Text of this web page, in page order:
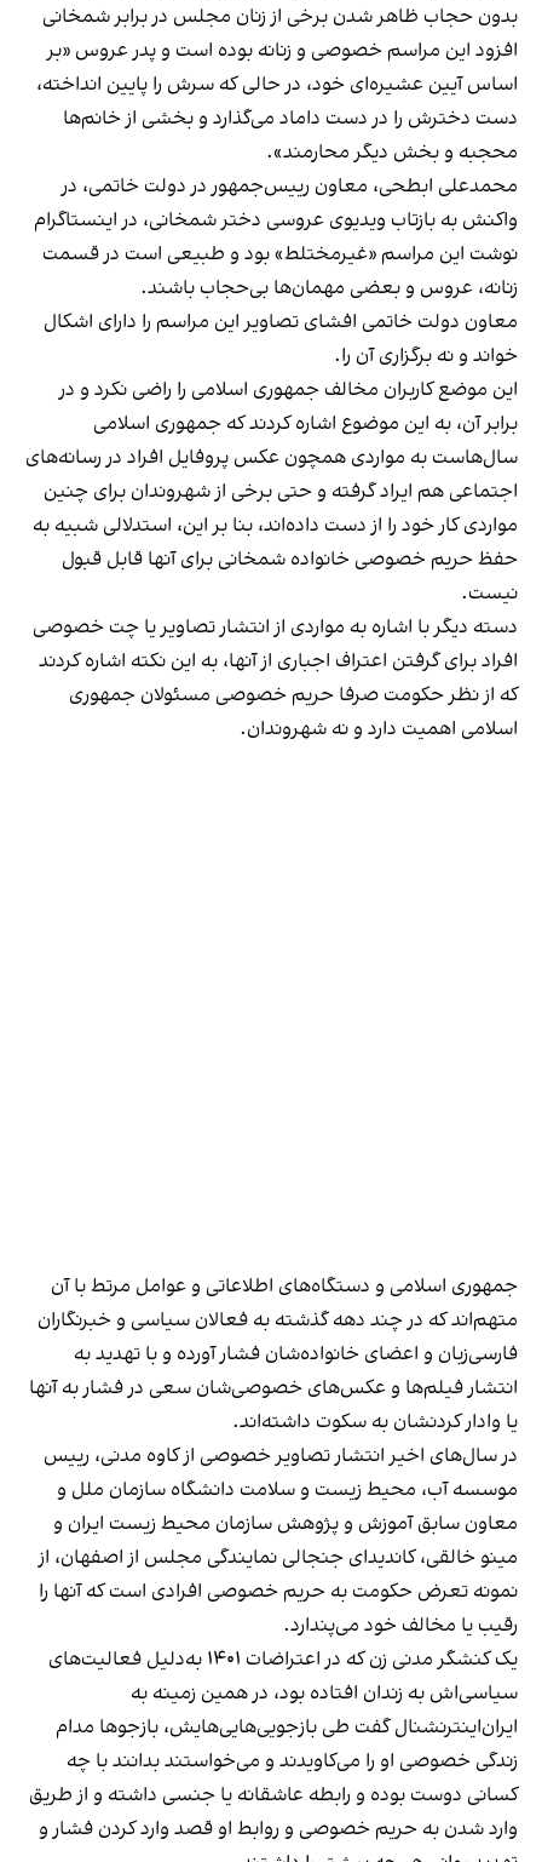
بدون حجاب ظاهر شدن برخی از زنان مجلس در برابر شمخانی
افزود این مراسم خصوصی و زنانه بوده است و پدر عروس «بر
اساس آیین عشیره‌ای خود، در حالی که سرش را پایین انداخته،
دست دخترش را در دست داماد می‌گذارد و بخشی از خانم‌ها
محجبه و بخش دیگر محارمند».
محمدعلی ابطحی، معاون رییس‌جمهور در دولت خاتمی، در
واکنش به بازتاب ویدیوی عروسی دختر شمخانی، در اینستاگرام
نوشت این مراسم «غیرمختلط» بود و طبیعی است در قسمت
زنانه، عروس و بعضی مهمان‌ها بی‌حجاب باشند.
معاون دولت خاتمی افشای تصاویر این مراسم را دارای اشکال
خواند و نه برگزاری آن را.
این موضع کاربران مخالف جمهوری اسلامی را راضی نکرد و در
برابر آن، به این موضوع اشاره کردند که جمهوری اسلامی
سال‌هاست به مواردی همچون عکس پروفایل افراد در رسانه‌های
اجتماعی هم ایراد گرفته و حتی برخی از شهروندان برای چنین
مواردی کار خود را از دست داده‌اند، بنا بر این، استدلالی شبیه به
حفظ حریم خصوصی خانواده شمخانی برای آنها قابل قبول
نیست.
دسته دیگر با اشاره به مواردی از انتشار تصاویر یا چت خصوصی
افراد برای گرفتن اعتراف اجباری از آنها، به این نکته اشاره کردند
که از نظر حکومت صرفا حریم خصوصی مسئولان جمهوری
اسلامی اهمیت دارد و نه شهروندان.
جمهوری اسلامی و دستگاه‌های اطلاعاتی و عوامل مرتط با آن
متهم‌اند که در چند دهه گذشته به فعالان سیاسی و خبرنگاران
فارسی‌زبان و اعضای خانواده‌شان فشار آورده و با تهدید به
انتشار فیلم‌ها و عکس‌های خصوصی‌شان سعی در فشار به آنها
یا وادار کردنشان به سکوت داشته‌اند.
در سال‌های اخیر انتشار تصاویر خصوصی از کاوه مدنی، رییس
موسسه آب، محیط زیست و سلامت دانشگاه سازمان ملل و
معاون سابق آموزش و پژوهش سازمان محیط زیست ایران و
مینو خالقی، کاندیدای جنجالی نمایندگی مجلس از اصفهان، از
نمونه تعرض حکومت به حریم خصوصی افرادی است که آنها را
رقیب یا مخالف خود می‌‌پندارد.
یک کنشگر مدنی زن که در اعتراضات ۱۴۰۱ به‌دلیل فعالیت‌های
سیاسی‌اش به زندان افتاده بود، در همین زمینه به
ایران‌اینترنشنال گفت طی بازجویی‌هایی‌هایش، بازجوها مدام
زندگی خصوصی‌ او را می‌کاویدند و می‌خواستند بدانند با چه
کسانی دوست بوده و رابطه عاشقانه یا جنسی داشته و از طریق
وارد شدن به حریم خصوصی و روابط او قصد وارد کردن فشار و